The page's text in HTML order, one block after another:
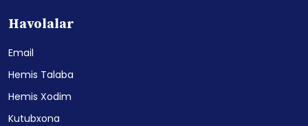
Havolalar
Email
Hemis Talaba
Hemis Xodim
Kutubxona